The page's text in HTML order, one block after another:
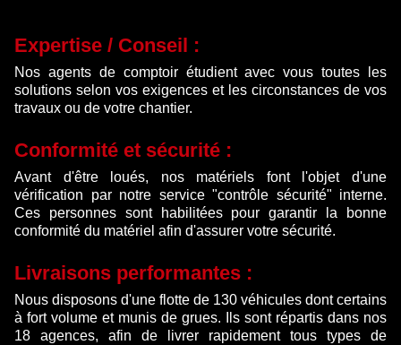
Expertise / Conseil :
Nos agents de comptoir étudient avec vous toutes les
solutions selon vos exigences et les circonstances de vos
travaux ou de votre chantier.
Conformité et sécurité :
Avant d'être loués, nos matériels font l'objet d'une
vérification par notre service "contrôle sécurité" interne.
Ces personnes sont habilitées pour garantir la bonne
conformité du matériel afin d'assurer votre sécurité.
Livraisons performantes :
Nous disposons d'une flotte de 130 véhicules dont certains
à fort volume et munis de grues. Ils sont répartis dans nos
18 agences, afin de livrer rapidement tous types de